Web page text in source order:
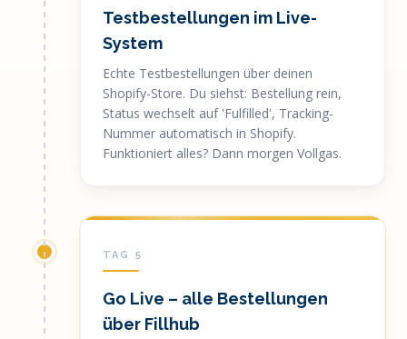
Testbestellungen im Live-
System
Echte Testbestellungen über deinen
Shopify-Store. Du siehst: Bestellung rein,
Status wechselt auf 'Fulfilled', Tracking-
Nummer automatisch in Shopify.
Funktioniert alles? Dann morgen Vollgas.
TAG 5
Go Live – alle Bestellungen
über Fillhub